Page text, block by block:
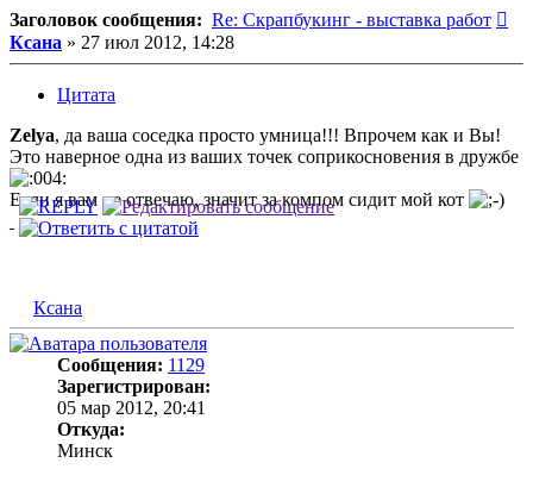
Заголовок сообщения: Re: Скрапбукинг - выставка работ
Ксана » 27 июл 2012, 14:28
Цитата
Zelya, да ваша соседка просто умница!!! Впрочем как и Вы!
Это наверное одна из ваших точек соприкосновения в дружбе
Если я вам не отвечаю, значит за компом сидит мой кот
Ксана
Сообщения: 1129
Зарегистрирован:
05 мар 2012, 20:41
Откуда:
Минск